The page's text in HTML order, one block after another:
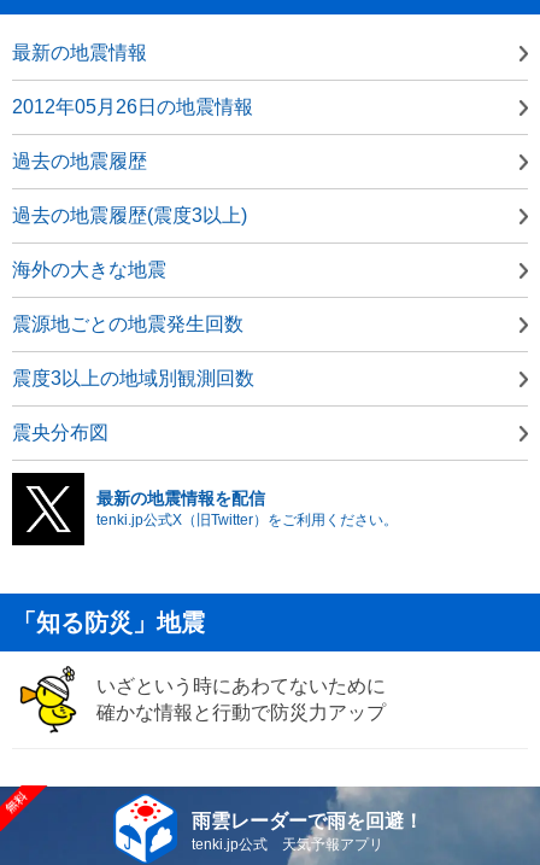
最新の地震情報
2012年05月26日の地震情報
過去の地震履歴
過去の地震履歴(震度3以上)
海外の大きな地震
震源地ごとの地震発生回数
震度3以上の地域別観測回数
震央分布図
最新の地震情報を配信
tenki.jp公式X（旧Twitter）をご利用ください。
「知る防災」地震
いざという時にあわてないために
確かな情報と行動で防災力アップ
雨雲レーダーで雨を回避！
tenki.jp公式 天気予報アプリ